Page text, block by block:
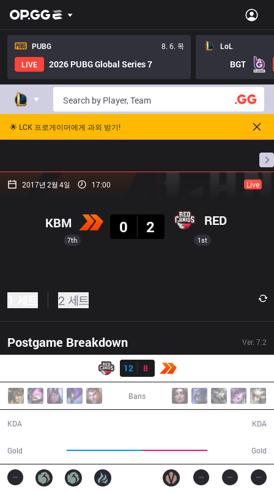
PUBG
8. 6. 목
LIVE
2026 PUBG Global Series 7
LoL
BGT
🌟 LCK 프로게이머에게 과외 받기!
프로빌
2017년 2월 4일 17:00 Live
7th
KBM
0
2 RED
1st
2 세트
Postgame Breakdown Ver. 7.2
12
8
Bans
KDA
Gold Gold
KDA